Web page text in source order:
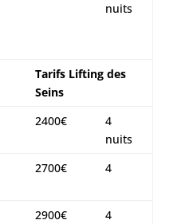
nuits
Tarifs Lifting des
Seins
2400€
4
nuits
2700€ 4
2900€ 4